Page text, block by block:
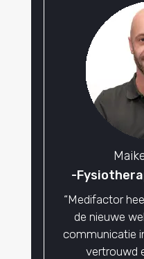
-
“Medifactor
de nieuwe
communicatie
vertrouwd